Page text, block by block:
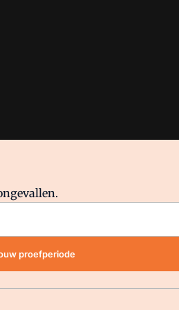
gebruik van deze site zijn de
proefperiode